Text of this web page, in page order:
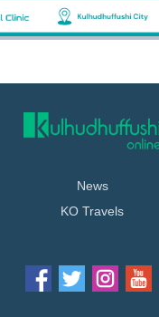
News
KO Travels